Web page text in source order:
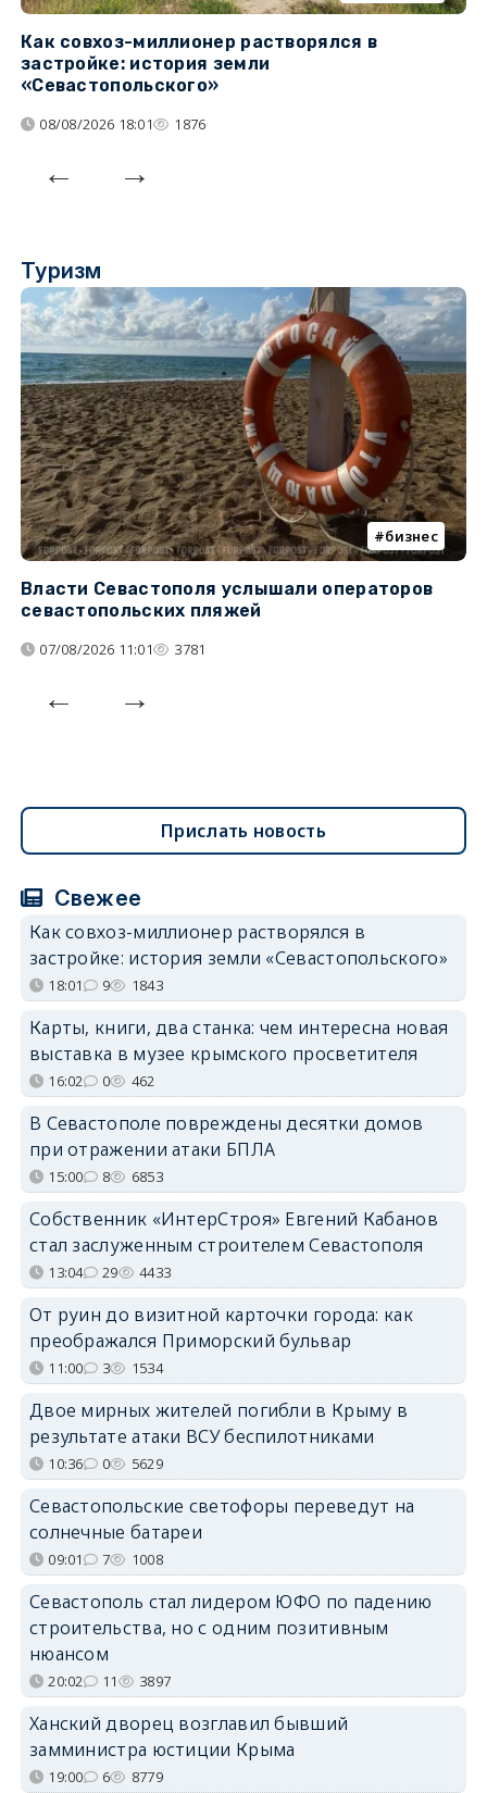
Как совхоз-миллионер растворялся в
застройке: история земли
«Севастопольского»
08/08/2026 18:01 1876
Туризм
бизнес
Власти Севастополя услышали операторов
севастопольских пляжей
07/08/2026 11:01 3781
Прислать новость
Свежее
Как совхоз-миллионер растворялся в
застройке: история земли «Севастопольского»
18:01 9 1843
Карты, книги, два станка: чем интересна новая
выставка в музее крымского просветителя
16:02 0 462
В Севастополе повреждены десятки домов
при отражении атаки БПЛА
15:00 8 6853
Собственник «ИнтерСтроя» Евгений Кабанов
стал заслуженным строителем Севастополя
13:04 29 4433
От руин до визитной карточки города: как
преображался Приморский бульвар
11:00 3 1534
Двое мирных жителей погибли в Крыму в
результате атаки ВСУ беспилотниками
10:36 0 5629
Севастопольские светофоры переведут на
солнечные батареи
09:01 7 1008
Севастополь стал лидером ЮФО по падению
строительства, но с одним позитивным
нюансом
20:02 11 3897
Ханский дворец возглавил бывший
замминистра юстиции Крыма
19:00 6 8779